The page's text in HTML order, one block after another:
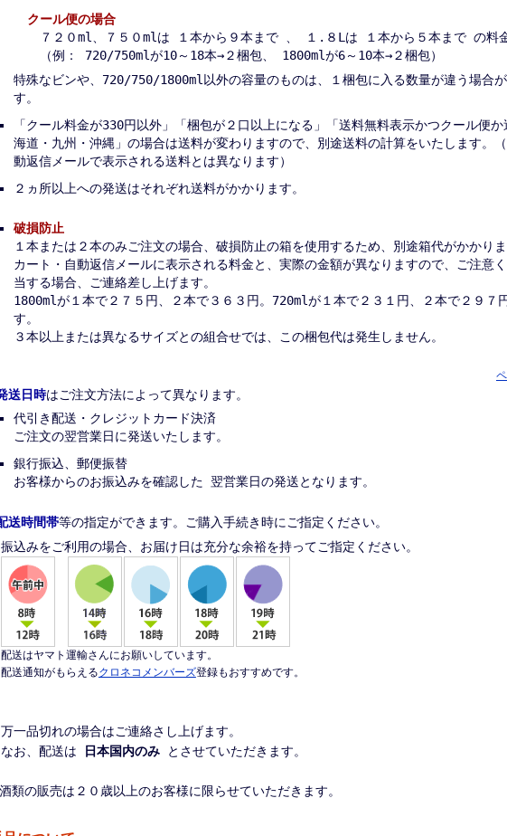
クール便の場合
７２０ml、７５０mlは １本から９本まで 、 １.８Lは １本から５本まで の料金
（例： 720/750mlが10～18本→２梱包、 1800mlが6～10本→２梱包）
特殊なビンや、720/750/1800ml以外の容量のものは、１梱包に入る数量が違う場合が
す。
「クール料金が330円以外」「梱包が２口以上になる」「送料無料表示かつクール便
海道・九州・沖縄」の場合は送料が変わりますので、別途送料の計算をいたします。
動返信メールで表示される送料とは異なります）
２ヵ所以上への発送はそれぞれ送料がかかります。
破損防止
１本または２本のみご注文の場合、破損防止の箱を使用するため、別途箱代がかかりま
カート・自動返信メールに表示される料金と、実際の金額が異なりますので、ご注意
当する場合、ご連絡差し上げます。
1800mlが１本で２７５円、２本で３６３円。720mlが１本で２３１円、２本で２９７
す。
３本以上または異なるサイズとの組合せでは、この梱包代は発生しません。
送日時はご注文方法によって異なります。
代引き配送・クレジットカード決済
ご注文の翌営業日に発送いたします。
銀行振込、郵便振替
お客様からのお振込みを確認した 翌営業日の発送となります。
送時間帯等の指定ができます。ご購入手続き時にご指定ください。
振込みをご利用の場合、お届け日は充分な余裕を持ってご指定ください。
配送はヤマト運輸さんにお願いしています。
配送通知がもらえるクロネコメンバーズ登録もおすすめです。
一品切れの場合はご連絡さし上げます。
お、配送は
日本国内のみ とさせていただきます。
類の販売は２０歳以上のお客様に限らせていただきます。